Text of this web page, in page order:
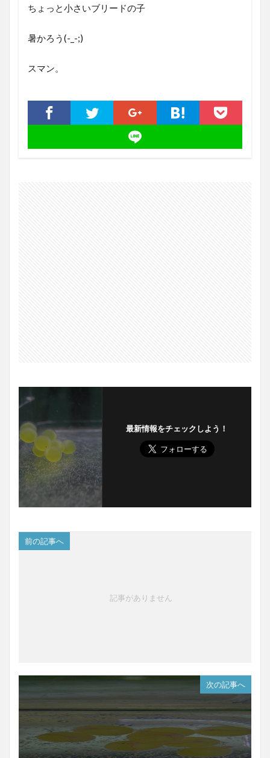
ちょっと小さいブリードの子
暑かろう(-_-;)
スマン。
最新情報をチェックしよう！
前の記事へ
記事がありません
次の記事へ